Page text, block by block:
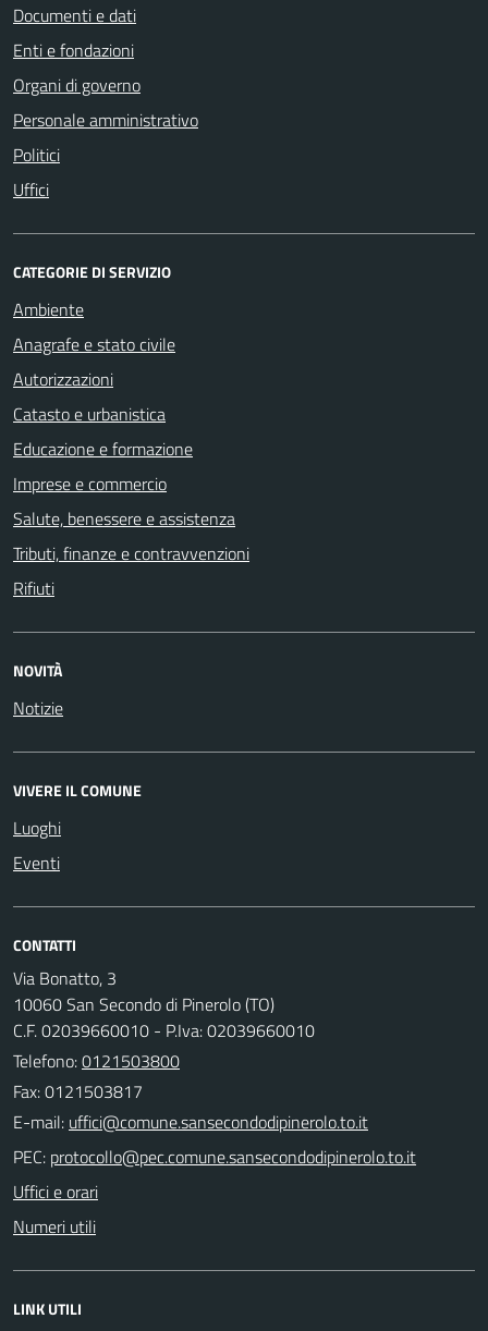
Documenti e dati
Enti e fondazioni
Organi di governo
Personale amministrativo
Politici
Uffici
CATEGORIE DI SERVIZIO
Ambiente
Anagrafe e stato civile
Autorizzazioni
Catasto e urbanistica
Educazione e formazione
Imprese e commercio
Salute, benessere e assistenza
Tributi, finanze e contravvenzioni
Rifiuti
NOVITÀ
Notizie
VIVERE IL COMUNE
Luoghi
Eventi
CONTATTI
Via Bonatto, 3
10060 San Secondo di Pinerolo (TO)
C.F. 02039660010 - P.Iva: 02039660010
Telefono:0121503800
Fax: 0121503817
E-mail:
PEC:
Uffici e orari
Numeri utili
LINK UTILI